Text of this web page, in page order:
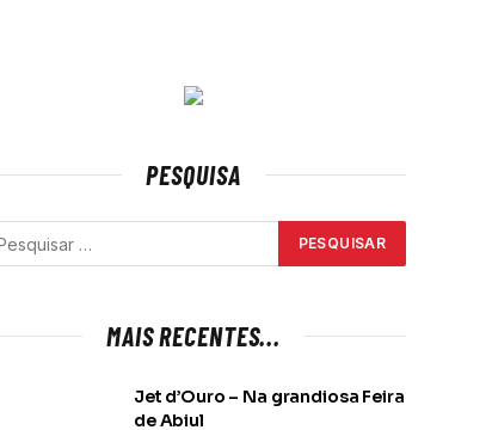
PESQUISA
MAIS RECENTES...
Jet d’Ouro – Na grandiosa Feira
de Abiul